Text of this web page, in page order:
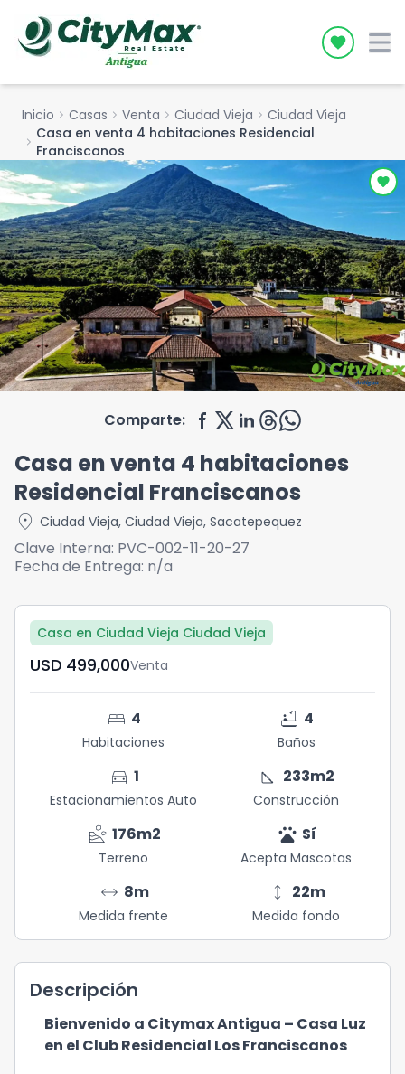
Icon
Inicio chevron_right Casas chevron_right Venta chevron_right Ciudad Vieja chevron_right Ciudad Vieja
chevron_right Casa en venta 4 habitaciones Residencial
Franciscanos
Comparte:
Casa en venta 4 habitaciones
Residencial Franciscanos
location_on Ciudad Vieja, Ciudad Vieja, Sacatepequez
Clave Interna: PVC-002-11-20-27
Fecha de Entrega: n/a
Casa en Ciudad Vieja Ciudad Vieja
USD	499,000Venta
bed 4
Habitaciones
bathtub 4
Baños
directions_car 1
Estacionamientos Auto
square_foot 233m2
Construcción
landslide 176m2
Terreno
pets Sí
Acepta Mascotas
arrow_range 8m
Medida frente
height 22m
Medida fondo
Descripción
Bienvenido a Citymax Antigua – Casa Luz
en el Club Residencial Los Franciscanos